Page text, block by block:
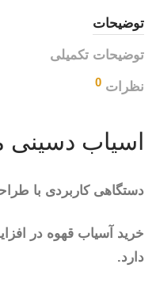
توضیحات
توضیحات تکمیلی
نظرات 0
اسیاب دسینی
دستگاهی کاربردی با
خرید آسیاب قهوه در
دارد.